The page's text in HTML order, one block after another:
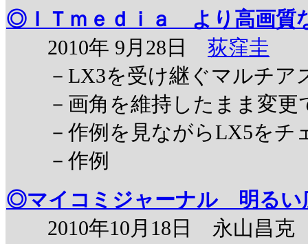
◎ＩＴｍｅｄｉａ より高画質
2010年 9月28日 荻窪圭
－LX3を受け継ぐマルチア
－画角を維持したまま変更
－作例を見ながらLX5をチ
－作例
◎マイコミジャーナル 明るい
2010年10月18日 永山昌克